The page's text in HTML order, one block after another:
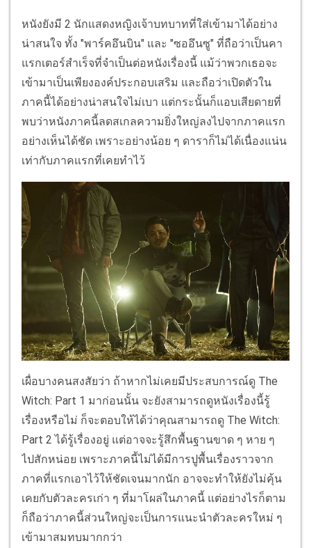
หนังยังมี 2 นักแสดงหญิงเจ้าบทบาทที่ใส่เข้ามาได้อย่าง
น่าสนใจ ทั้ง "พาร์คอึนบิน" และ "ซออึนซู" ที่ถือว่าเป็นคา
แรกเตอร์สำเร็จที่จำเป็นต่อหนังเรื่องนี้ แม้ว่าพวกเธอจะ
เข้ามาเป็นเพียงองค์ประกอบเสริม และถือว่าเปิดตัวใน
ภาคนี้ได้อย่างน่าสนใจไม่เบา แต่กระนั้นก็แอบเสียดายที่
พบว่าหนังภาคนี้ลดสเกลความยิ่งใหญ่ลงไปจากภาคแรก
อย่างเห็นได้ชัด เพราะอย่างน้อย ๆ ดาราก็ไม่ได้เนื่องแน่น
เท่ากับภาคแรกที่เคยทำไว้
เผื่อบางคนสงสัยว่า ถ้าหากไม่เคยมีประสบการณ์ดู The
Witch: Part 1 มาก่อนนั้น จะยังสามารถดูหนังเรื่องนี้รู้
เรื่องหรือไม่ ก็จะตอบให้ได้ว่าคุณสามารถดู The Witch:
Part 2 ได้รู้เรื่องอยู่ แต่อาจจะรู้สึกพื้นฐานขาด ๆ หาย ๆ
ไปสักหน่อย เพราะภาคนี้ไม่ได้มีการปูพื้นเรื่องราวจาก
ภาคที่แรกเอาไว้ให้ชัดเจนมากนัก อาจจะทำให้ยังไม่คุ้น
เคยกับตัวละครเก่า ๆ ที่มาโผล่ในภาคนี้ แต่อย่างไรก็ตาม
ก็ถือว่าภาคนี้ส่วนใหญ่จะเป็นการแนะนำตัวละครใหม่ ๆ
เข้ามาสมทบมากกว่า